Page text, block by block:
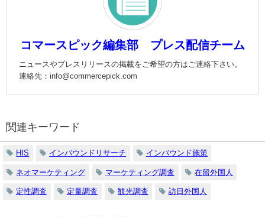
コマースピック編集部 プレス配信チーム
ニュースやプレスリリースの掲載をご希望の方はご連絡下さい。
連絡先：info@commercepick.com
関連キーワード
HIS インバウンドリサーチ インバウンド施策
ネオマーケティング マーケティング調査 在留外国人
定性調査 定量調査 観光調査 訪日外国人